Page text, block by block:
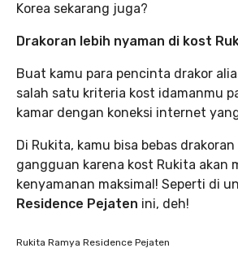
Korea sekarang juga?
Drakoran lebih nyaman di kost
Buat kamu para pencinta drakor
salah satu kriteria kost idamanmu
kamar dengan koneksi internet
Di Rukita, kamu bisa bebas
gangguan karena kost Rukita akan
kenyamanan maksimal! Seperti di
Residence Pejaten ini, deh!
Rukita Ramya Residence Pejaten